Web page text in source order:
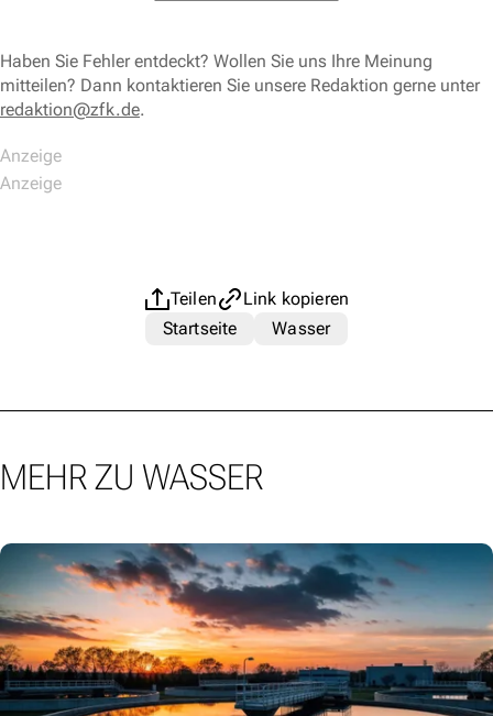
Haben Sie Fehler entdeckt? Wollen Sie uns Ihre Meinung
mitteilen? Dann kontaktieren Sie unsere Redaktion gerne unter
redaktion@zfk.de.
Teilen
Link kopieren
Startseite
Wasser
MEHR ZU WASSER